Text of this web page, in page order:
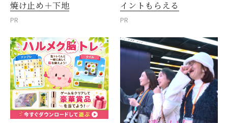
焼け止め＋下地
PR
イントもらえる
PR